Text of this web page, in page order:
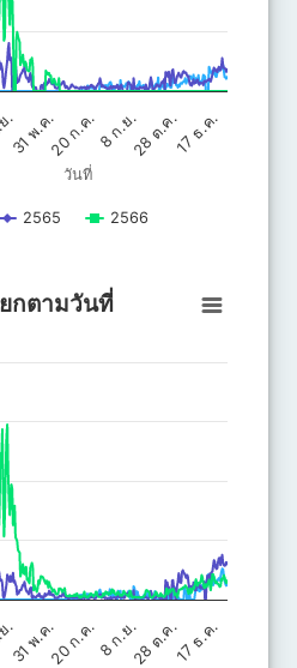
วันที่
20 ก.ค.
.
31 พ.ค. 8 ก.ย.28 ต.ค.17 ธ.ค.
2565 2566
กตามวันที่
อสันทราย แยกตามวันที่
20 ก.ค.
.
31 พ.ค. 8 ก.ย.28 ต.ค.17 ธ.ค.